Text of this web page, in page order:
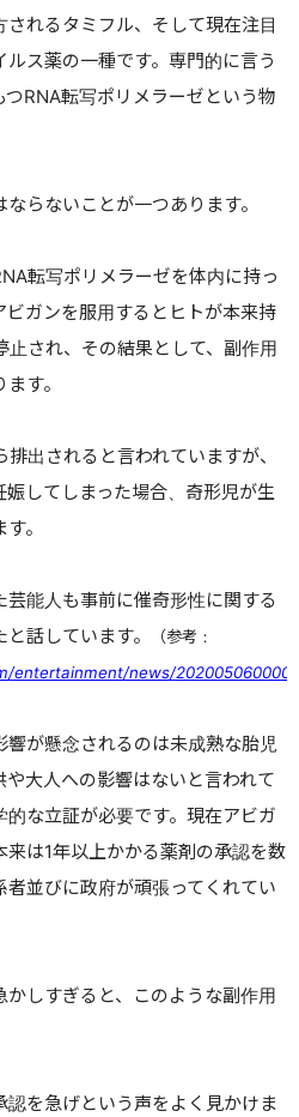
れるタミフル、そして現在注目
ス薬の一種です。専門的に言う
つRNA転写ポリメラーゼという物
らないことが一つあります。
転写ポリメラーゼを体内に持っ
ガンを服用するとヒトが本来持
止され、その結果として、副作用
す。
排出されると言われていますが、
してしまった場合、奇形児が生
。
能人も事前に催奇形性に関する
話しています。
（参考：
entertainment/news/
が懸念されるのは未成熟な胎児
大人への影響はないと言われて
な立証が必要です。現在アビガ
来は1年以上かかる薬剤の承認を数
並びに政府が頑張ってくれてい
かしすぎると、このような副作用
認を急げという声をよく見かけま